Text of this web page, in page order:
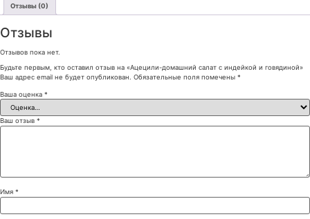
Отзывы (0)
Отзывы
Отзывов пока нет.
Будьте первым, кто оставил отзыв на «Ацецили-домашний салат с индейкой и говядиной»
Ваш адрес email не будет опубликован.
Обязательные поля помечены *
Ваша оценка *
Ваш отзыв *
Имя *